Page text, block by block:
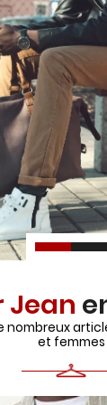
Jean
nombreux
et femmes